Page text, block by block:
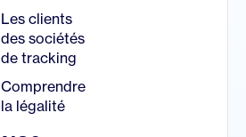
Les clients
des sociétés
de tracking
Comprendre
la légalité